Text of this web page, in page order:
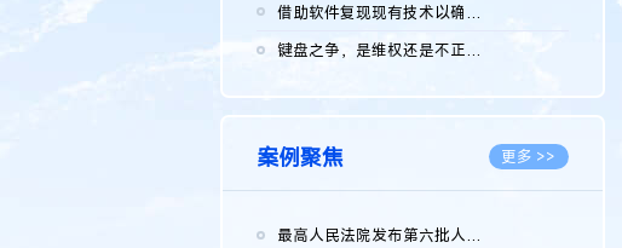
借助软件复现现有技术以确认相关参数特征是否被公开
键盘之争，是维权还是不正当竞争？
案例聚焦 更多 >>
最高人民法院发布第六批人民法院种业知识产权司法保护典型案例 含...